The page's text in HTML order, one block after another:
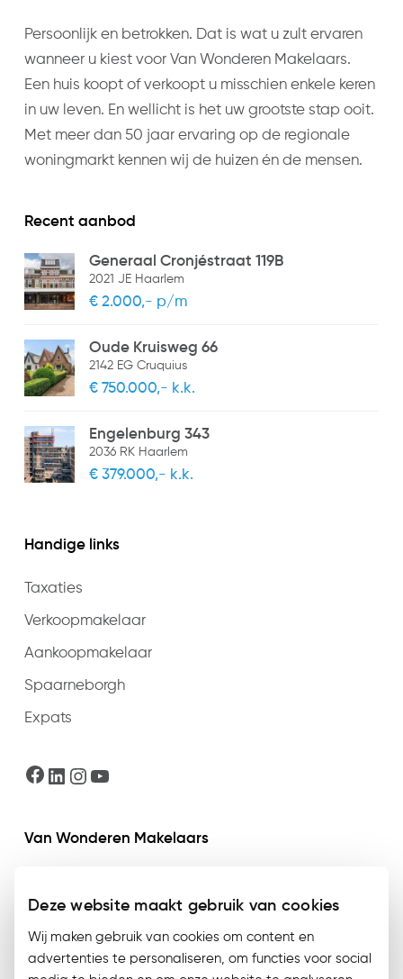
Deze website maakt gebruik van cookies
Wij maken gebruik van cookies om content en
advertenties te personaliseren, om functies voor social
Persoonlijk en betrokken. Dat is wat u zult ervaren
wanneer u kiest voor Van Wonderen Makelaars.
Een huis koopt of verkoopt u misschien enkele keren
in uw leven. En wellicht is het uw grootste stap ooit.
Met meer dan 50 jaar ervaring op de regionale
woningmarkt kennen wij de huizen én de mensen.
Recent aanbod
Generaal Cronjéstraat 119B
2021 JE Haarlem
€ 2.000,- p/m
Oude Kruisweg 66
2142 EG Cruquius
€ 750.000,- k.k.
Engelenburg 343
2036 RK Haarlem
€ 379.000,- k.k.
Handige links
Taxaties
Verkoopmakelaar
Aankoopmakelaar
Spaarneborgh
Expats
LinkedIn
Van Wonderen Makelaars
2102 CB Heemstede
Telefonisch bereikbaar op maandag t/m
donderdag van 09:00 t/m 17:30 en vrijdag van